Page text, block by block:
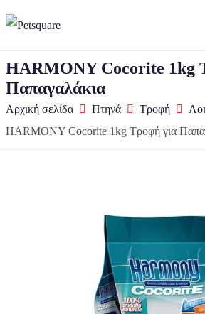
HARMONY Cocorite 1kg
Παπαγαλάκια
Αρχική σελίδα Πτηνά Τροφή
HARMONY Cocorite 1kg Τροφή για